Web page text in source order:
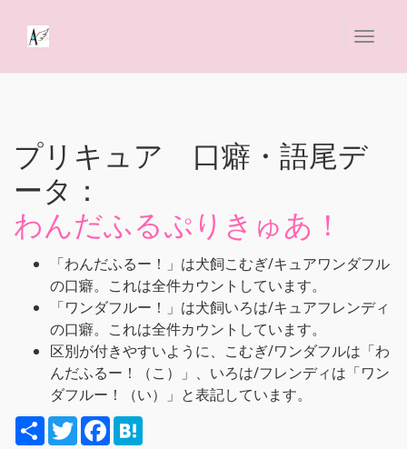
プリキュア 口癖・語尾デ
ータ：
わんだふるぷりきゅあ！
「わんだふるー！」は犬飼こむぎ/キュアワンダフル
の口癖。これは全件カウントしています。
「ワンダフルー！」は犬飼いろは/キュアフレンディ
の口癖。これは全件カウントしています。
区別が付きやすいように、こむぎ/ワンダフルは「わ
んだふるー！（こ）」、いろは/フレンディは「ワン
ダフルー！（い）」と表記しています。
S
h
T
w
F
a